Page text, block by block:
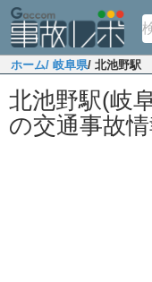
ホーム/ 岐阜県/ 北池野駅
北池野駅(岐
の交通事故